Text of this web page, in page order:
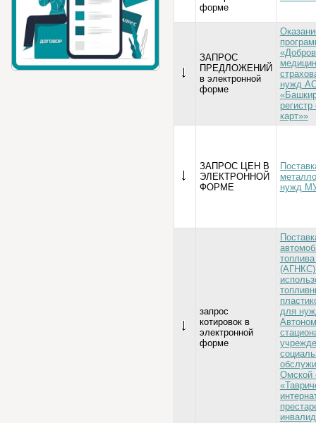
форме
ЗАПРОС
ПРЕДЛОЖЕНИЙ
в электронной
форме
нужд
карт»»
ЗАПРОС ЦЕН В
ЭЛЕКТРОННОЙ
ФОРМЕ
нужд
запрос
котировок в
электронной
форме
для
Омской